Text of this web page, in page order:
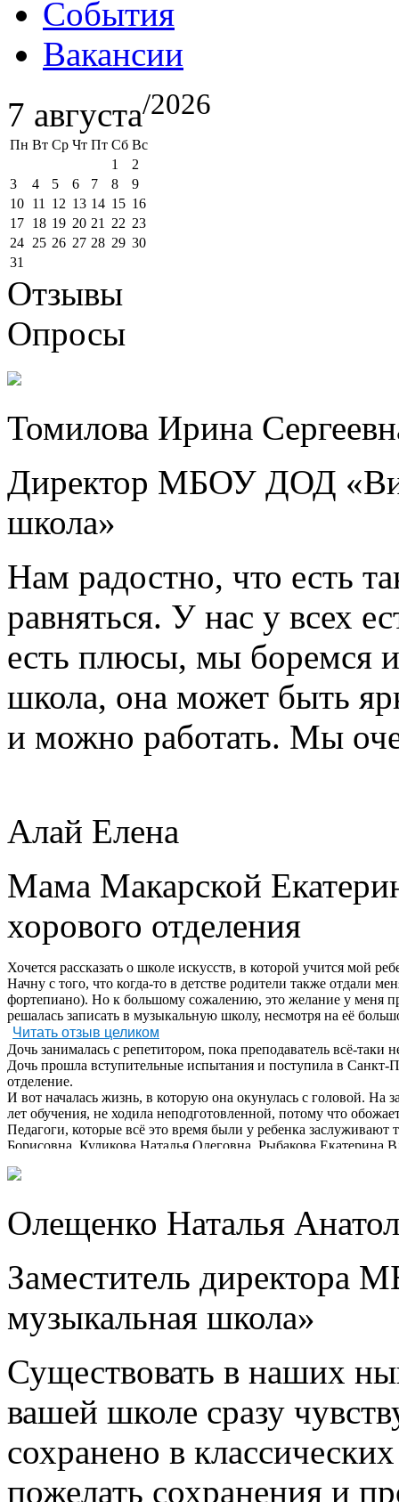
События
Вакансии
7 августа/2026
Пн Вт Ср Чт Пт Сб Вс
1
2
3
4 5 6 7 8
9
10 11 12 13 14 15 16
17 18 19 20 21 22 23
24 25 26 27 28 29 30
31
Отзывы
Опросы
Томилова Ирина
Директор МБОУ ДОД
школа»
Нам радостно, что есть
равняться. У нас у всех
есть плюсы, мы боремся
школа, она может быть
и можно работать. Мы
Алай Елена
Мама Макарской
хорового отделения
Хочется рассказать о школе искусств, в которой учится мой
Начну с того, что когда-то в детстве родители также отдали
фортепиано). Но к большому сожалению, это желание у меня
решалась записать в музыкальную школу, несмотря на её
Читать отзыв целиком
Дочь занималась с репетитором, пока преподаватель всё-
Дочь прошла вступительные испытания и поступила в
отделение.
И вот началась жизнь, в которую она окунулась с головой. На
лет обучения, не ходила неподготовленной, потому что
Педагоги, которые всё это время были у ребенка
Борисовна, Куликова Наталья Олеговна, Рыбакова
и эстетическое, культурное и духовное. Столько доброты и
школы, радуют педагогов своими победами на разных
Атмосфера в школе очень благоприятная, войдя в здание
Во всем этом огромная заслуга директора школы
искусства. Наталья Михайловна очень грамотный
Не хватит слов, чтобы выразить в полной мере
Олещенко Наталья
Заместитель директора
музыкальная школа»
Существовать в наших
вашей школе сразу
сохранено в
пожелать сохранения и